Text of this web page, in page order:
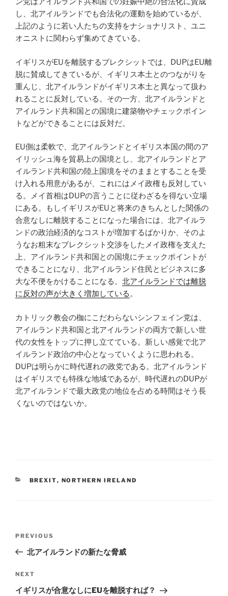
し、北アイルランドでも合法化の運動を始めているが、
上記のように若い人たちの支持をナショナリスト、ユニ
オニストに関わらず集めてきている。
イギリスがEUを離脱するブレクシットでは、DUPはEU離
脱に賛成してきているが、イギリス本土とのつながりを
重んじ、北アイルランドがイギリス本土と異なって扱わ
れることに反対している。その一方、北アイルランドと
アイルランド共和国との国境に建築物やチェックポイン
トなどができることには反対だ。
EU側は柔軟で、北アイルランドとイギリス本国の間のア
イリッシュ海を貿易上の国境とし、北アイルランドとア
イルランド共和国の陸上国境をそのままとすることを受
け入れる用意があるが、これにはメイ政権も反対してい
る。メイ首相はDUPの言うことに従わざるを得ない立場
にある。もしイギリスがEUと将来のきちんとした関係の
合意なしに離脱することになった場合には、北アイルラ
ンドの政治経済的なコストが増加するばかりか、そのよ
うなお粗末なブレクシット交渉をしたメイ政権を支えた
上、アイルランド共和国との国境にチェックポイントが
できることになり、北アイルランド住民とビジネスに多
大な不便をかけることになる。 北アイルランドでは離脱
に反対の声が大きく増加している。
カトリック教会の枷にこだわらないシンフェイン党は、
アイルランド共和国と北アイルランドの両方で新しい世
代の女性をトップに押し立てている。新しい感覚で北ア
イルランド政治の中心となっていくように思われる。
DUPは明らかに時代遅れの政党である。北アイルランド
はイギリスでも特殊な地域であるが、時代遅れのDUPが
北アイルランドで最大政党の地位を占める時間はそう長
くないのではないか。
CATEGORIES
BREXIT, NORTHERN IRELAND
Previous
Post
PREVIOUS
北アイルランドの新たな脅威
Next
Post
NEXT
イギリスが合意なしにEUを離脱すれば？